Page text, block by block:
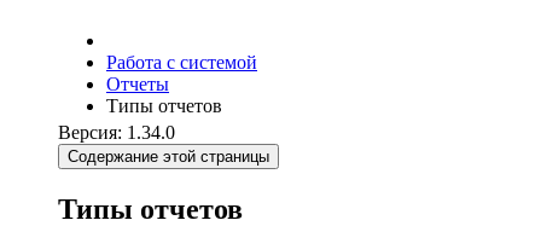
Работа с системой
Отчеты
Типы отчетов
Версия: 1.34.0
Содержание этой страницы
Типы отчетов